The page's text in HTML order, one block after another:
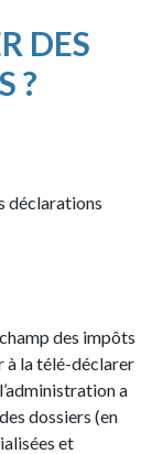
DES
?
déclarations
des impôts
à la télé-déclarer
a
dossiers (en
et